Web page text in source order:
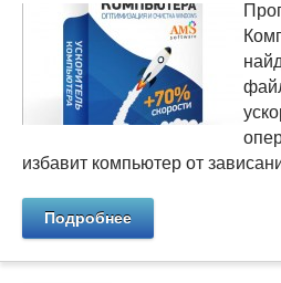
избавит компьютер от
Подробнее